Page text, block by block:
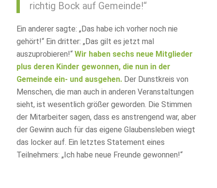
richtig Bock auf Gemeinde!“
Ein anderer sagte: „Das habe ich vorher noch nie
gehört!“ Ein dritter: „Das gilt es jetzt mal
auszuprobieren!“ Wir haben sechs neue Mitglieder
plus deren Kinder gewonnen, die nun in der
Gemeinde ein- und ausgehen.Der Dunstkreis von
Menschen, die man auch in anderen Veranstaltungen
sieht, ist wesentlich größer geworden. Die Stimmen
der Mitarbeiter sagen, dass es anstrengend war, aber
der Gewinn auch für das eigene Glaubensleben wiegt
das locker auf. Ein letztes Statement eines
Teilnehmers: „Ich habe neue Freunde gewonnen!“